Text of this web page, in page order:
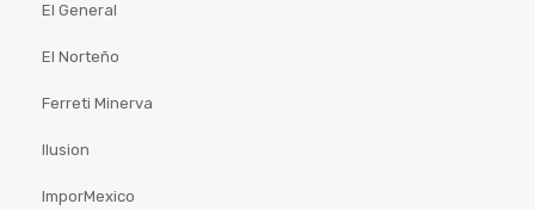
El General
El Norteño
Ferreti Minerva
Ilusion
ImporMexico